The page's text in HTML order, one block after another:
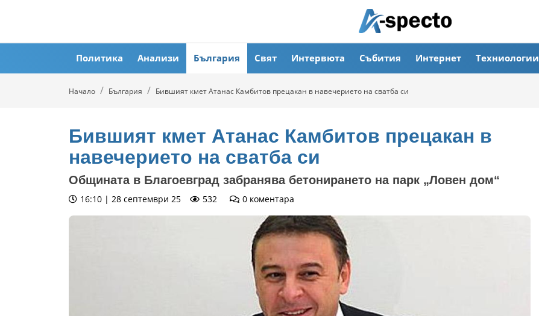
Политика Анализи България Свят Интервюта Събития Интернет Техниологии
Начало България Бившият кмет Атанас Камбитов прецакан в навечерието на сватба си
Бившият кмет Атанас Камбитов прецакан в
навечерието на сватба си
Общината в Благоевград забранява бетонирането на парк „Ловен дом“
16:10 | 28 септември 25 532 0 коментара